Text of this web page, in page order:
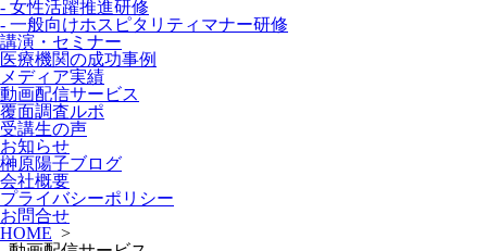
- 女性活躍推進研修
- 一般向けホスピタリティマナー研修
講演・セミナー
医療機関の成功事例
メディア実績
動画配信サービス
覆面調査ルポ
受講生の声
お知らせ
榊原陽子ブログ
会社概要
プライバシーポリシー
お問合せ
HOME >